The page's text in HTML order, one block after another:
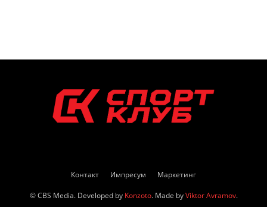
Контакт Импресум Маркетинг
© CBS Media. Developed by Konzoto. Made byViktor Avramov.